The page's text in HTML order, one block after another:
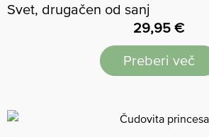
Svet, drugačen od sanj
29,95 €
Preberi več